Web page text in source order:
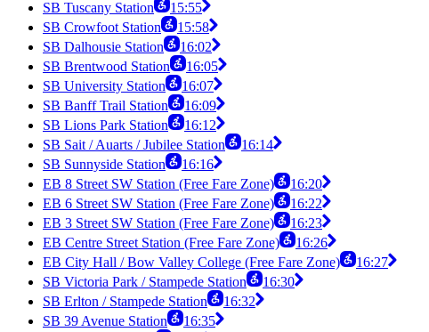
SB Tuscany Station
15:55
SB Crowfoot Station
15:58
SB Dalhousie Station
16:02
SB Brentwood Station
16:05
SB University Station
16:07
SB Banff Trail Station
16:09
SB Lions Park Station
16:12
SB Sait / Auarts / Jubilee Station
16:14
SB Sunnyside Station
16:16
EB 8 Street SW Station (Free Fare Zone)
16:20
EB 6 Street SW Station (Free Fare Zone)
16:22
EB 3 Street SW Station (Free Fare Zone)
16:23
EB Centre Street Station (Free Fare Zone)
16:26
EB City Hall / Bow Valley College (Free Fare Zone)
16:27
SB Victoria Park / Stampede Station
16:30
SB Erlton / Stampede Station
16:32
SB 39 Avenue Station
16:35